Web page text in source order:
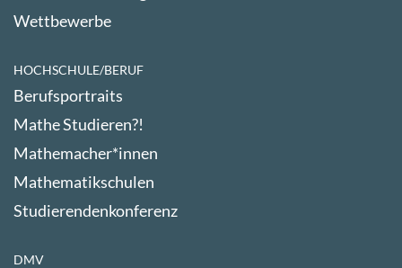
Wettbewerbe
HOCHSCHULE/BERUF
Berufsportraits
Mathe Studieren?!
Mathemacher*innen
Mathematikschulen
Studierendenkonferenz
DMV